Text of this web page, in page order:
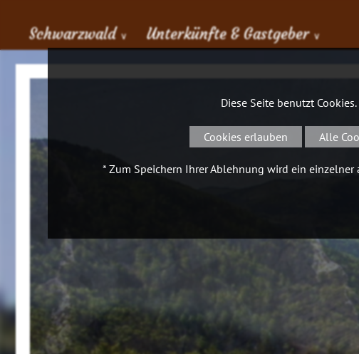
Schwarzwald ∨ Unterkünfte & Gastgeber ∨
Diese Seite benutzt
Cookies erlauben Alle
* Zum Speichern Ihrer Ablehnung wird ein